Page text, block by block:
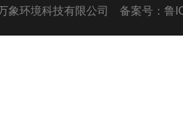
象环境科技有限公司 备案号：鲁